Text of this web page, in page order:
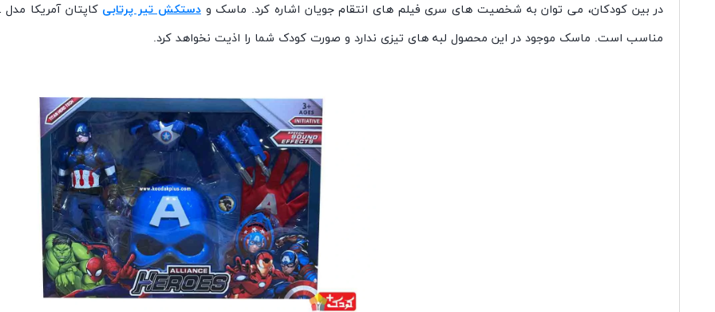
در بین کودکان، می توان به شخصیت های سری فیلم های انتقام جویان اشاره کرد. ماسک ودستکش تیر پرتابی
مناسب است. ماسک موجود در این محصول لبه های تیزی ندارد و صورت کودک شما را اذیت نخواهد کرد.